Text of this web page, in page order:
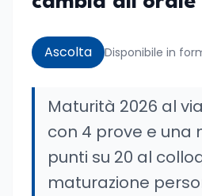
Ascolta Disponibile in
Maturità 2026 al
con 4 prove e una
punti su 20 al
maturazione